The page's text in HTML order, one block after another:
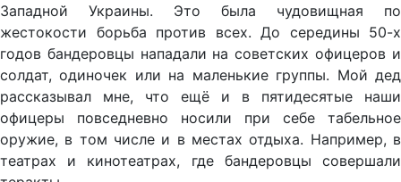
Западной Украины. Это была чудовищная по
жестокости борьба против всех. До середины 50-х
годов бандеровцы нападали на советских офицеров и
солдат, одиночек или на маленькие группы. Мой дед
рассказывал мне, что ещё и в пятидесятые наши
офицеры повседневно носили при себе табельное
оружие, в том числе и в местах отдыха. Например, в
театрах и кинотеатрах, где бандеровцы совершали